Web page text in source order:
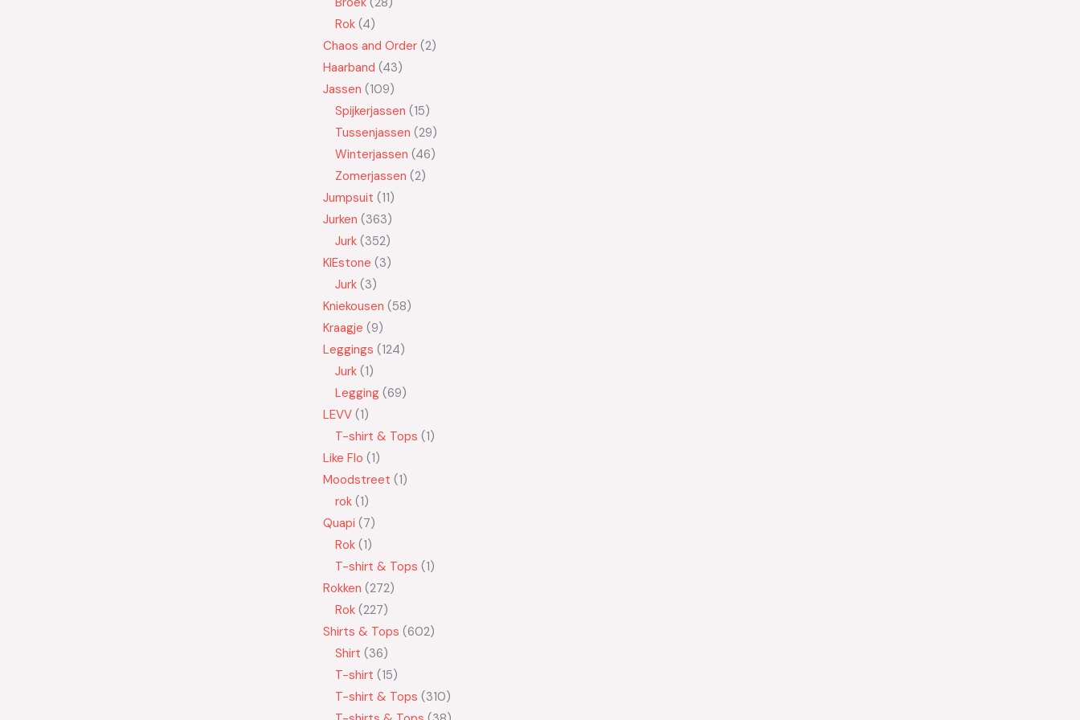
Rok 4
Chaos and Order 2
Haarband 43
Jassen 109
Spijkerjassen 15
Tussenjassen 29
Winterjassen 46
Zomerjassen 2
Jumpsuit 11
Jurken 363
Jurk 352
KIEstone 3
Jurk 3
Kniekousen 58
Kraagje 9
Leggings 124
Jurk 1
Legging 69
LEVV 1
T-shirt & Tops 1
Like Flo 1
Moodstreet 1
rok 1
Quapi 7
Rok 1
T-shirt & Tops 1
Rokken 272
Rok 227
Shirts & Tops 602
Shirt 36
T-shirt 15
T-shirt & Tops 310